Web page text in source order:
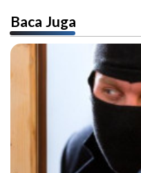
Baca Juga